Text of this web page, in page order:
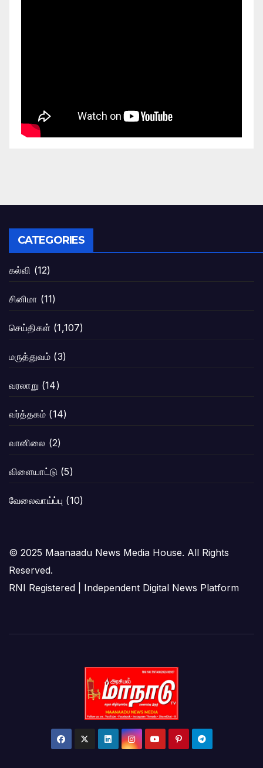
CATEGORIES
கல்வி (12)
சினிமா (11)
செய்திகள் (1,107)
மருத்துவம் (3)
வரலாறு (14)
வர்த்தகம் (14)
வானிலை (2)
விளையாட்டு (5)
வேலைவாய்ப்பு (10)
© 2025 Maanaadu News Media House. All Rights
Reserved.
RNI Registered | Independent Digital News Platform